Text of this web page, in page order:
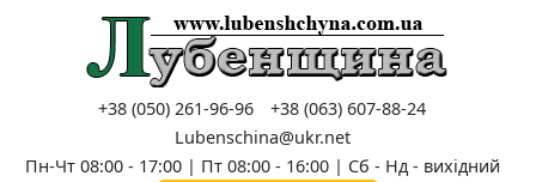
+38 (050) 261-96-96
+38 (063) 607-88-24
Lubenschina@ukr.net
Пн-Чт 08:00 - 17:00 | Пт 08:00 - 16:00 | Сб - Нд - вихідний